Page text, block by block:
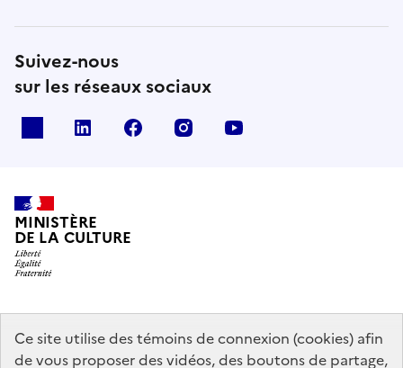
Ce site utilise des témoins de connexion (cookies) afin
de vous proposer des vidéos, des boutons de partage,
Suivez-nous
sur les réseaux sociaux
linkedin facebook instagram
MINISTÈRE
DE LA CULTURE
data.gouv.fr legifrance.gouv.fr
info.gouv.fr